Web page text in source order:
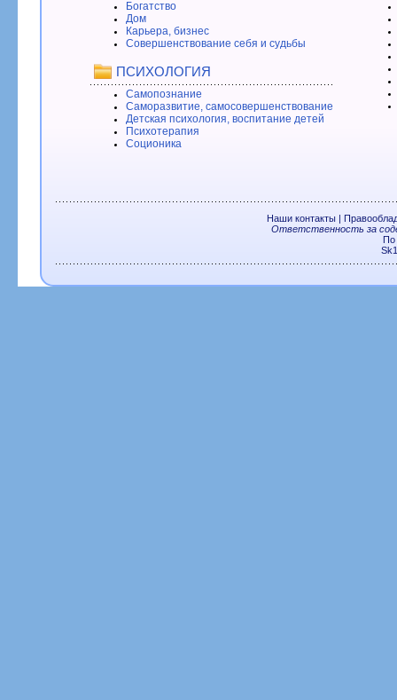
Богатство
Дом
Карьера, бизнес
Совершенствование себя и судьбы
ПСИХОЛОГИЯ
Самопознание
Саморазвитие, самосовершенствование
Детская психология, воспитание детей
Психотерапия
Соционика
Наши контакты|
Ответственность за
По